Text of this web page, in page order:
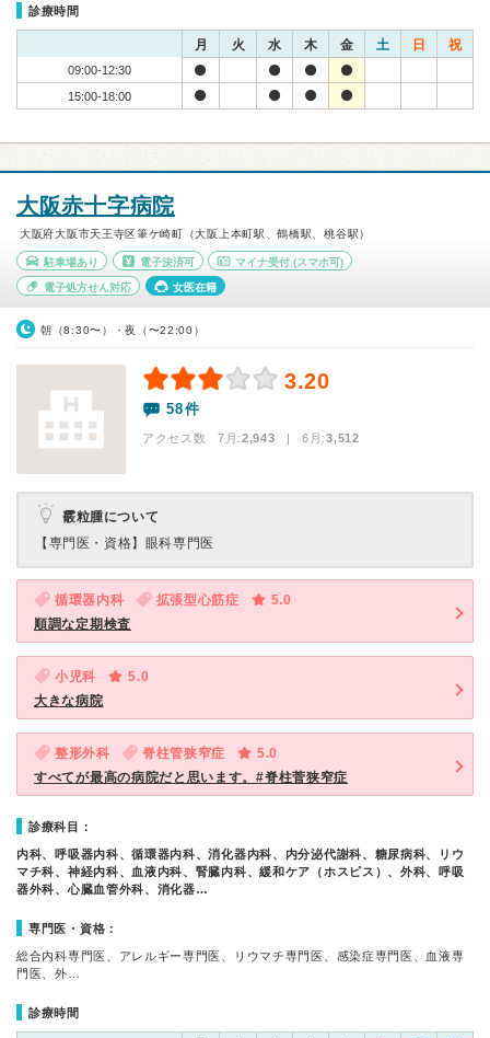
診療時間
月 火 水 木 金 土 日 祝
09:00-12:30
15:00-18:00
大阪赤十字病院
大阪府大阪市天王寺区筆ケ崎町（大阪上本町駅、鶴橋駅、桃谷駅）
駐車場あり 電子決済可 マイナ受付 (スマホ可)
電子処方せん対応 女医在籍
朝（8:30〜）・夜（〜22:00）
3.20
58件
アクセス数 7月:2,943 | 6月:3,512
霰粒腫について
【専門医・資格】 眼科専門医
循環器内科 拡張型心筋症
5.0
順調な定期検査
小児科
5.0
大きな病院
整形外科 脊柱管狭窄症
5.0
すべてが最高の病院だと思います。#脊柱菅狭窄症
診療科目：
内科、呼吸器内科、循環器内科、消化器内科、内分泌代謝科、糖尿病科、リウ
マチ科、神経内科、血液内科、腎臓内科、緩和ケア（ホスピス）、外科、呼吸
器外科、心臓血管外科、消化器…
専門医・資格：
総合内科専門医、アレルギー専門医、リウマチ専門医、感染症専門医、血液専
門医、外…
診療時間